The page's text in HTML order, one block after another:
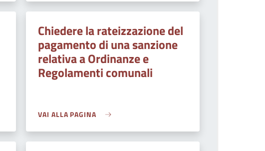
Chiedere la rateizzazione del
pagamento di una sanzione
relativa a Ordinanze e
Regolamenti comunali
VAI ALLA PAGINA